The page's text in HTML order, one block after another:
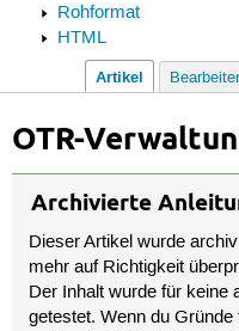
Rohformat
HTML
Artikel
OTR-
Archivierte
Dieser Artikel wurde
mehr auf Richtigkeit
Der Inhalt wurde für keine
getestet. Wenn du